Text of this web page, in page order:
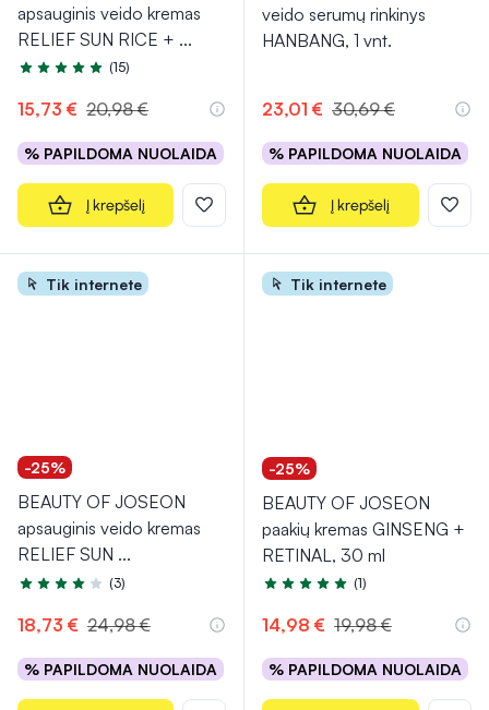
apsauginis veido kremas
RELIEF SUN RICE + ...
Įvertinimas 5.0 iš 5
(15)
15,73 € 20,98 €
% PAPILDOMA NUOLAIDA
Į krepšelį
veido serumų rinkinys
HANBANG, 1 vnt.
23,01 € 30,69 €
% PAPILDOMA NUOLAIDA
Į krepšelį
Tik internete
-25%
BEAUTY OF JOSEON
apsauginis veido kremas
RELIEF SUN ...
Įvertinimas 4.0 iš 5
(3)
18,73 € 24,98 €
% PAPILDOMA NUOLAIDA
Tik internete
-25%
BEAUTY OF JOSEON
paakių kremas GINSENG +
RETINAL, 30 ml
Įvertinimas 5.0 iš 5
(1)
14,98 € 19,98 €
% PAPILDOMA NUOLAIDA